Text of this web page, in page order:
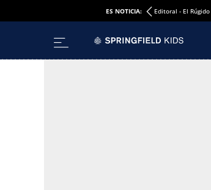
ES NOTICIA: Editoral - El Rúgido